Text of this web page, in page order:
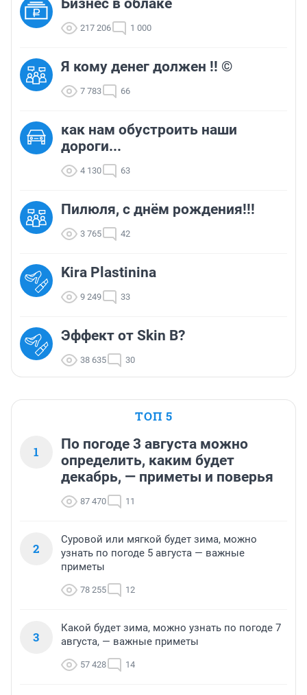
217 206 1 000
Я кому денег должен !! ©
7 783 66
как нам обустроить наши
дороги...
4 130 63
Пилюля, с днём рождения!!!
3 765 42
Kira Plastinina
9 249 33
Эффект от Skin B?
38 635 30
ТОП 5
1
По погоде 3 августа можно
определить, каким будет
декабрь, — приметы и поверья
87 470 11
2
Суровой или мягкой будет зима, можно
узнать по погоде 5 августа — важные
приметы
78 255 12
3
Какой будет зима, можно узнать по погоде 7
августа, — важные приметы
57 428 14